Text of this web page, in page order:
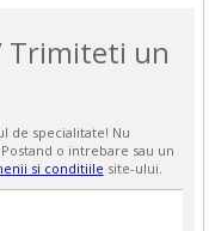
Trimiteti un
de specialitate! Nu
o intrebare sau un
si conditiile site-ului.